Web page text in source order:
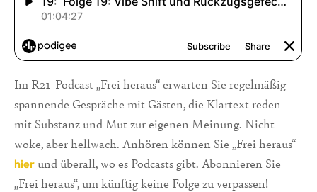
Im R21-Podcast „Frei heraus“ erwarten Sie regelmäßig
spannende Gespräche mit Gästen, die Klartext reden –
mit Substanz und Mut zur eigenen Meinung. Nicht
woke, aber hellwach. Anhören können Sie „Frei heraus“
hier und überall, wo es Podcasts gibt. Abonnieren Sie
„Frei heraus“, um künftig keine Folge zu verpassen!